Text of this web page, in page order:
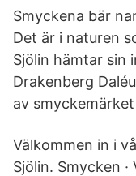
Smyckena bär
Det är i naturen
Sjölin hämtar sin
Drakenberg
av
Välkommen in i
Sjölin. Smycken ·